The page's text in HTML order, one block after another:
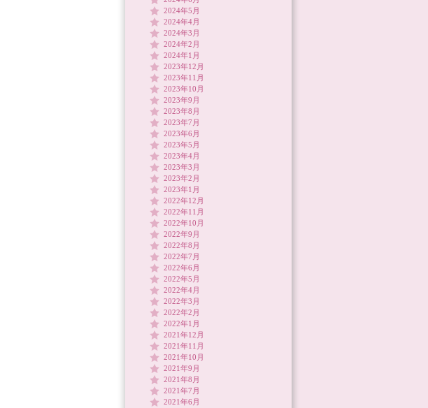
2024年5月
2024年4月
2024年3月
2024年2月
2024年1月
2023年12月
2023年11月
2023年10月
2023年9月
2023年8月
2023年7月
2023年6月
2023年5月
2023年4月
2023年3月
2023年2月
2023年1月
2022年12月
2022年11月
2022年10月
2022年9月
2022年8月
2022年7月
2022年6月
2022年5月
2022年4月
2022年3月
2022年2月
2022年1月
2021年12月
2021年11月
2021年10月
2021年9月
2021年8月
2021年7月
2021年6月